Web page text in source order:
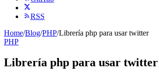
RSS
Home/Blog/PHP/Librería php para usar twitter
PHP
Librería php para usar twitter